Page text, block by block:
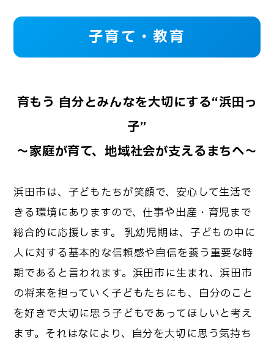
子育て・教育
育もう 自分とみんなを大切にする“浜田っ
子”
～家庭が育て、地域社会が支えるまちへ～
浜田市は、子どもたちが笑顔で、安心して生活で
きる環境にありますので、仕事や出産・育児まで
総合的に応援します。 乳幼児期は、子どもの中に
人に対する基本的な信頼感や自信を養う重要な時
期であると言われます。浜田市に生まれ、浜田市
の将来を担っていく子どもたちにも、自分のこと
を好きで大切に思う子どもであってほしいと考え
ます。それはなにより、自分を大切に思う気持ち